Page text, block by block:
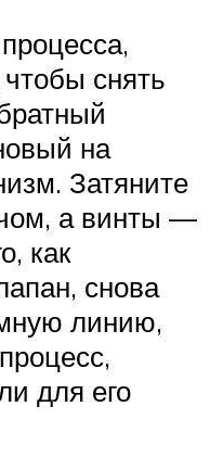
снять
на
Затяните
а винты —
как
снова
линию,
для его